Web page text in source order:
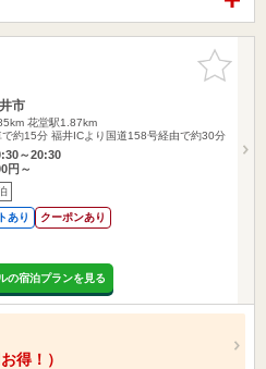
お気に入
りに追加
市
花堂駅1.87km
で約15分 福井ICより国道158号経由で約30分
～20:30
円～
あり クーポンあり
の宿泊プランを見る
得！）